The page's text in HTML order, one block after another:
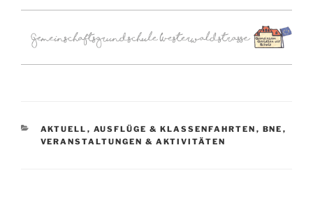
KATEGORIEN
AKTUELL , AUSFLÜGE & KLASSENFAHRTEN , BNE ,
VERANSTALTUNGEN & AKTIVITÄTEN